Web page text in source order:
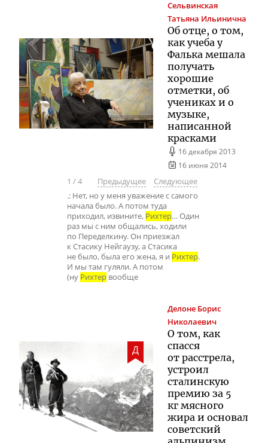
Сельвинская
Татьяна Ильинична
Об отце, о том,
как учеба у
Фалька мешала
получать
хорошие
отметки, об
учениках и о
музыке,
написанной
красками
16 декабря 2013
16 июня 2014
1 /4 Предыдущее
Следующее
.: Нет, но у меня уважение с самого
начала было. А потом туда
приходил, извините, Рихтер… Один
раз мы с ним общались, ходили
по Переделкину. Он приезжал
к Стасику Нейгаузу, а Стасика
не было, была его жена, я и Рихтер.
И мы там гуляли. А потом
(ну Рихтер вообще
Д
Делоне Борис
Николаевич
О том, как
спасся
от расстрела,
устроил
сталинскую
премию за 5
кг мясного
жира и основал
советский